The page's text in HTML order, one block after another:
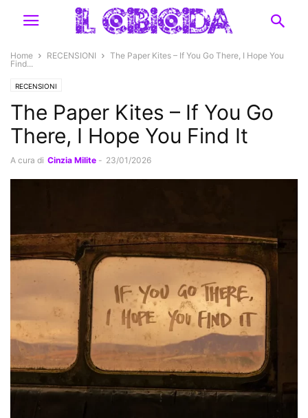
Home RECENSIONI
The Paper Kites – If You Go There, I Hope You
Find...
RECENSIONI
The Paper Kites – If You Go
There, I Hope You Find It
A cura di Cinzia Milite - 23/01/2026